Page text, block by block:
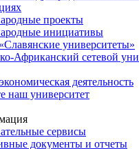
проекты
инициативы
университеты»
Африканский сетевой
деятельность
наш университет
сервисы
документы и отчеты